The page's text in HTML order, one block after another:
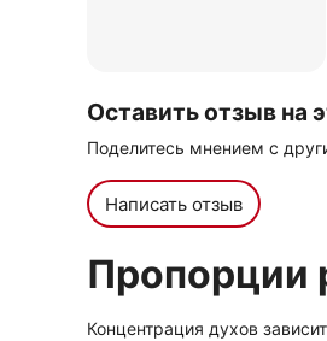
Оставить отзыв на
Поделитесь мнением с
Написать отзыв
Пропорции
Концентрация духов